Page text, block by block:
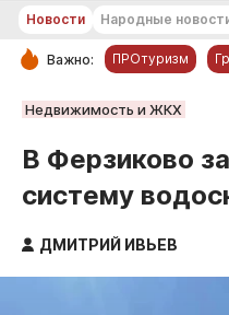
РУБРИКИ
Новости компаний
Статьи
Народные
Авто и транспорт
Новости Народные
Важно: ПРОтуризм
Недвижимость и ЖКХ
В Ферзиково
систему
ДМИТРИЙ ИВЬЕВ